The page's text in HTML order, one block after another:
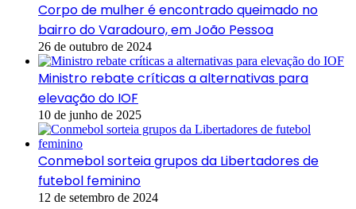
Corpo de mulher é encontrado queimado no
bairro do Varadouro, em João Pessoa
26 de outubro de 2024
Ministro rebate críticas a alternativas para
elevação do IOF
10 de junho de 2025
Conmebol sorteia grupos da Libertadores de
futebol feminino
12 de setembro de 2024